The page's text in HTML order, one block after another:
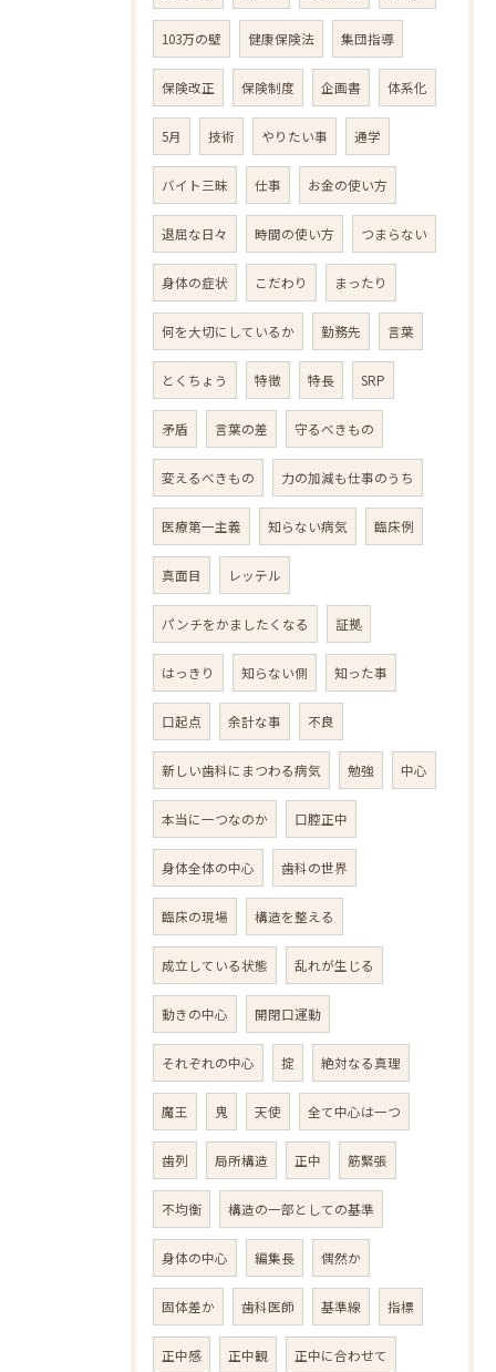
103万の壁 健康保険法 集団指導
保険改正 保険制度 企画書 体系化
5月 技術 やりたい事 通学
バイト三昧 仕事 お金の使い方
退屈な日々 時間の使い方 つまらない
身体の症状 こだわり まったり
何を大切にしているか 勤務先 言葉
とくちょう 特徴 特長 SRP
矛盾 言葉の差 守るべきもの
変えるべきもの 力の加減も仕事のうち
医療第一主義 知らない病気 臨床例
真面目 レッテル
パンチをかましたくなる 証拠
はっきり 知らない側 知った事
口起点 余計な事 不良
新しい歯科にまつわる病気 勉強 中心
本当に一つなのか 口腔正中
身体全体の中心 歯科の世界
臨床の現場 構造を整える
成立している状態 乱れが生じる
動きの中心 開閉口運動
それぞれの中心 掟 絶対なる真理
魔王 鬼 天使 全て中心は一つ
歯列 局所構造 正中 筋緊張
不均衡 構造の一部としての基準
身体の中心 編集長 偶然か
固体差か 歯科医師 基準線 指標
正中感 正中観 正中に合わせて